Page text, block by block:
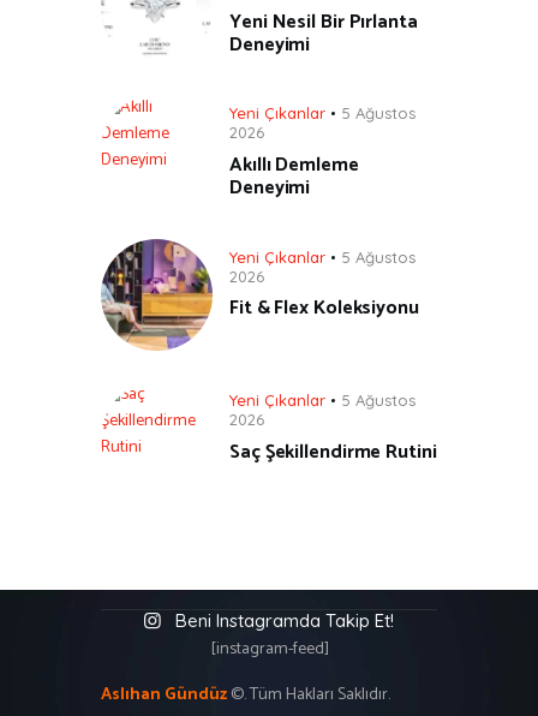
Yeni Nesil Bir Pırlanta
Deneyimi
Yeni Çıkanlar
5 Ağustos
2026
Akıllı Demleme
Deneyimi
Yeni Çıkanlar
5 Ağustos
2026
Fit & Flex Koleksiyonu
Yeni Çıkanlar
5 Ağustos
2026
Saç Şekillendirme Rutini
Beni Instagramda Takip Et!
[instagram-feed]
Aslıhan Gündüz©. Tüm Hakları Saklıdır.